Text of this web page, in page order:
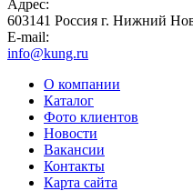
Адрес:
603141 Россия г. Нижний
E-mail:
info@kung.ru
О компании
Каталог
Фото клиентов
Новости
Вакансии
Контакты
Карта сайта